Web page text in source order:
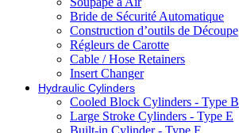
Bride de Sécurité Automatique
Construction d’outils de Découpe
Régleurs de Carotte
Cable / Hose Retainers
Insert Changer
Hydraulic Cylinders
Cooled Block Cylinders - Type B
Large Stroke Cylinders - Type E
Built-in Cylinder - Type F